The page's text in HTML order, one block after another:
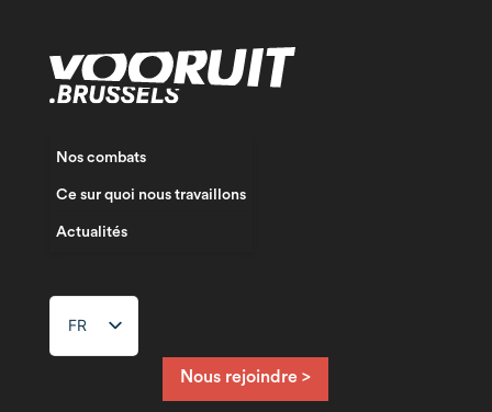
Nos combats
Ce sur quoi nous travaillons
Actualités
FR
NL
Nous rejoindre >